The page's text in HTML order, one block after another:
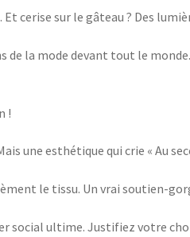
cerise sur le gâteau ? Des
de la mode devant tout le
!
une esthétique qui crie « Au
le tissu. Un vrai soutien-
social ultime. Justifiez votre